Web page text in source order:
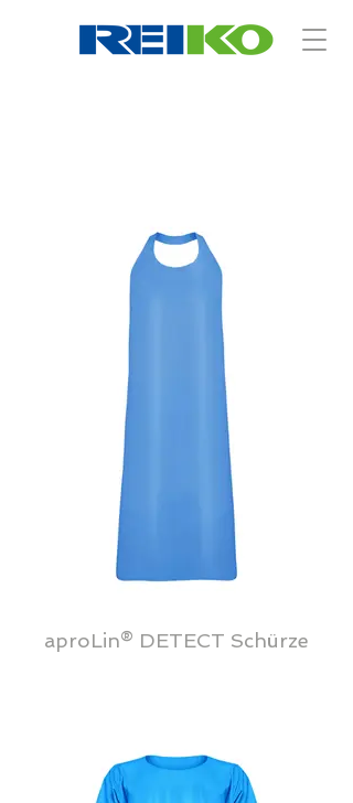
aproLin® DETECT Schürze